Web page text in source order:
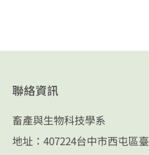
聯絡資訊
畜產與生物科技學系
地址：407224台中市西屯區臺